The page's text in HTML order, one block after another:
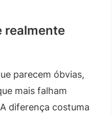
realmente
parecem óbvias,
mais falham
diferença costuma